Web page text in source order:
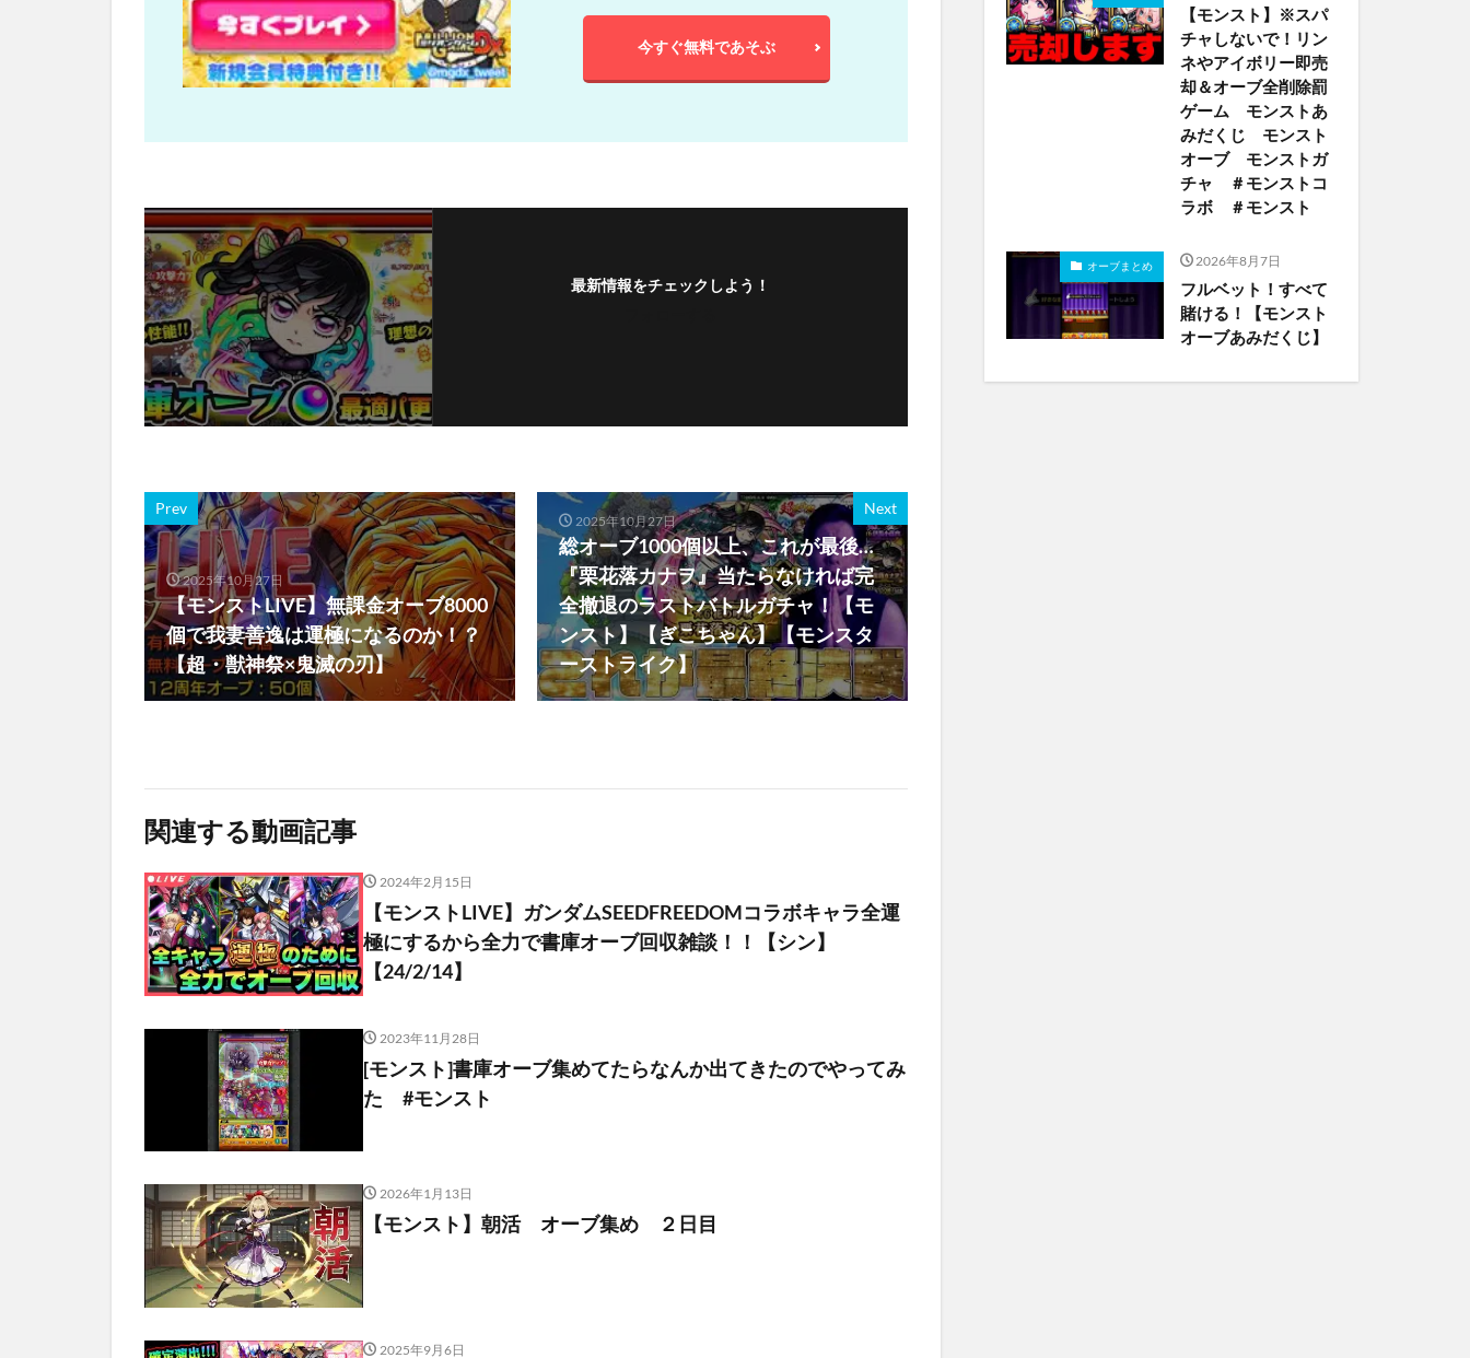
今すぐ無料であそぶ
最新情報をチェックしよう！
Prev
2025年10月27日
【モンストLIVE】無課金オーブ8000
個で我妻善逸は運極になるのか！？
【超・獣神祭×鬼滅の刃】
Next
2025年10月27日
総オーブ1000個以上、これが最後…
『栗花落カナヲ』当たらなければ完
全撤退のラストバトルガチャ！【モ
ンスト】【ぎこちゃん】【モンスタ
ーストライク】
関連する動画記事
2024年2月15日
【モンストLIVE】ガンダムSEEDFREEDOMコラボキャラ全運
極にするから全力で書庫オーブ回収雑談！！【シン】
【24/2/14】
2023年11月28日
[モンスト]書庫オーブ集めてたらなんか出てきたのでやってみ
た #モンスト
2026年1月13日
【モンスト】朝活 オーブ集め ２日目
2025年9月6日
【モンスト】※スパ
チャしないで！リン
ネやアイボリー即売
却＆オーブ全削除罰
ゲーム モンストあ
みだくじ モンスト
オーブ モンストガ
チャ ＃モンストコ
ラボ ＃モンスト
オーブまとめ 2026年8月7日
フルベット！すべて
賭ける！【モンスト
オーブあみだくじ】